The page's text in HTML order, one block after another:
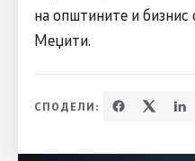
на општините и
Меџити.
СПОДЕЛИ: